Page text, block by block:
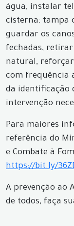
água, instalar
cisterna: tampa
guardar os
fechadas,
natural,
com frequência
da identificação
intervenção
Para maiores
referência do
e Combate à
https://bit.ly/
A prevenção ao
de todos, faça